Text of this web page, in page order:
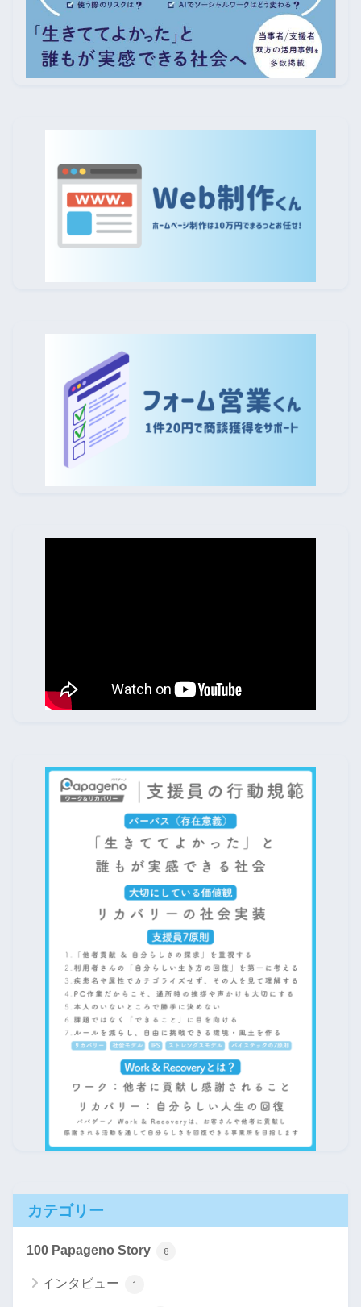
カテゴリー
100 Papageno Story 8
インタビュー 1